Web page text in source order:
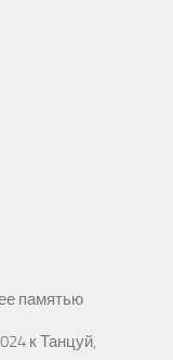
памятью
кТанцуй,